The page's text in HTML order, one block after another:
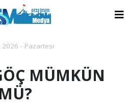
2026 - Pazartesi
MÜMKÜN
MÜ?